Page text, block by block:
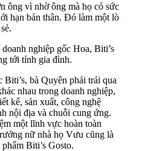
ông vì nhờ ông mà họ có sức
hạn bản thân. Đó làm một lò
nghiệp gốc Hoa, Biti’s
tới tính gia đình.
bà Quyên phải trải qua
nhau trong doanh nghiệp,
kế, sản xuất, công nghệ
nội địa và chuỗi cung ứng.
một lĩnh vực hoàn toàn
nữ nhà họ Vưu cũng là
Biti’s Gosto.